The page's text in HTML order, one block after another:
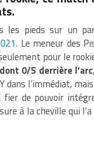
les pieds sur un
Le meneur des
pour le
0/5 derrière
dans l’immédiat, mais
de pouvoir
à la cheville qui